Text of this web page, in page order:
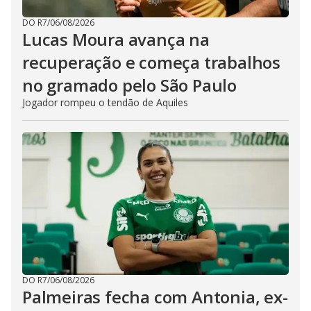
DO R7/06/08/2026
Lucas Moura avança na
recuperação e começa trabalhos
no gramado pelo São Paulo
Jogador rompeu o tendão de Aquiles
DO R7/06/08/2026
Palmeiras fecha com Antonia, ex-